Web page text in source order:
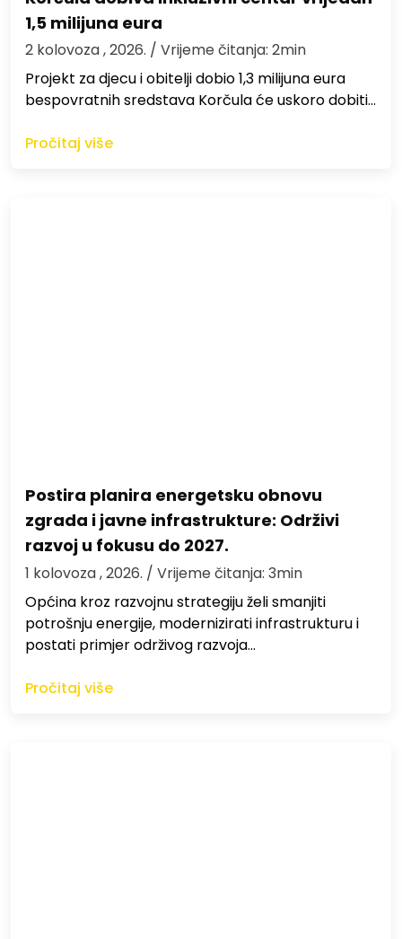
1,5 milijuna eura
2 kolovoza , 2026. / Vrijeme čitanja: 2min
Projekt za djecu i obitelji dobio 1,3 milijuna eura
bespovratnih sredstava Korčula će uskoro dobiti…
Pročitaj više
Postira planira energetsku obnovu
zgrada i javne infrastrukture: Održivi
razvoj u fokusu do 2027.
1 kolovoza , 2026. / Vrijeme čitanja: 3min
Općina kroz razvojnu strategiju želi smanjiti
potrošnju energije, modernizirati infrastrukturu i
postati primjer održivog razvoja…
Pročitaj više